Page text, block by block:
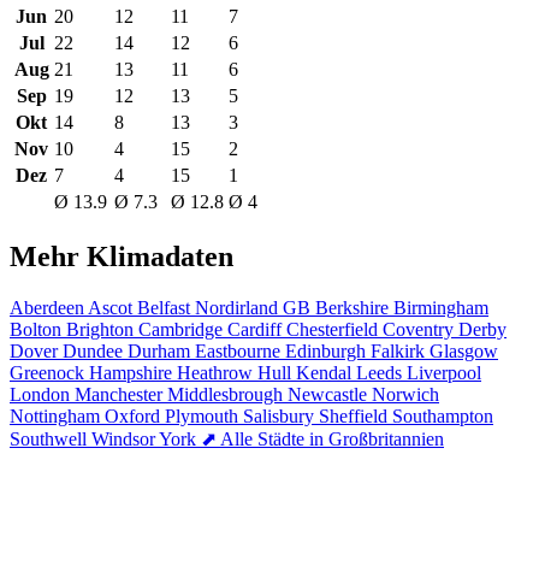
Jun 20 12 11
7
Jul 22 14 12
6
Aug 21 13 11
6
Sep 19 12 13
5
Okt 14 8 13
3
Nov 10 4 15
2
Dez 7 4 15
1
Ø 13.9 Ø 7.3 Ø 12.8 Ø 4
Mehr Klimadaten
Aberdeen Ascot Belfast Nordirland GB Berkshire Birmingham
Bolton Brighton Cambridge CardiffChesterfield Coventry Derby
DoverDundee Durham Eastbourne Edinburgh Falkirk Glasgow
Greenock Hampshire Heathrow Hull Kendal Leeds Liverpool
London ManchesterMiddlesbrough Newcastle Norwich
Nottingham Oxford Plymouth Salisbury Sheffield Southampton
Southwell WindsorYork ⬈ Alle Städte in Großbritannien